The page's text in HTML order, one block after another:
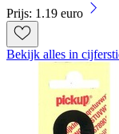
Prijs: 1.19 euro
Bekijk alles in